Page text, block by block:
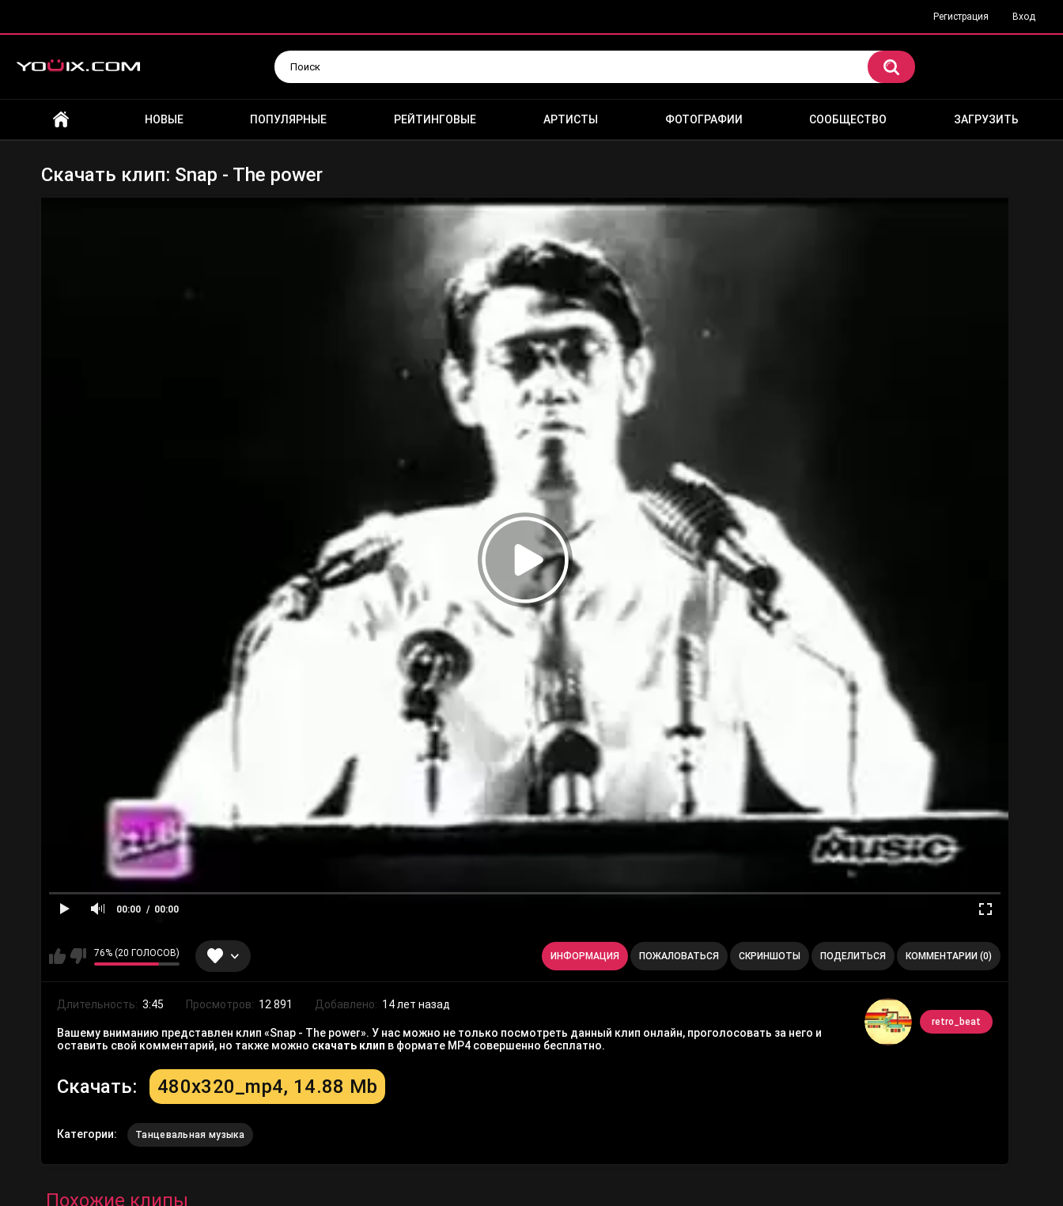
Регистрация Вход
НОВЫЕ ПОПУЛЯРНЫЕ РЕЙТИНГОВЫЕ АРТИСТЫ ФОТОГРАФИИ СООБЩЕСТВО ЗАГРУЗИТЬ
Скачать клип: Snap - The power
00:00 00:00
76% (20 ГОЛОСОВ) ИНФОРМАЦИЯ ПОЖАЛОВАТЬСЯ СКРИНШОТЫ ПОДЕЛИТЬСЯ КОММЕНТАРИИ (0)
retro_beat
Длительность: 3:45 Просмотров: 12 891 Добавлено: 14 лет назад
Вашему вниманию представлен клип «Snap - The power». У нас можно не только посмотреть данный клип онлайн, проголосовать за него и
оставить свой комментарий, но также можно скачать клип в формате MP4 совершенно бесплатно.
Скачать: 480x320_mp4, 14.88 Mb
Категории: Танцевальная музыка
Похожие клипы